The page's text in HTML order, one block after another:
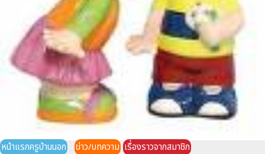
หน้าแรกครูบ้านนอก ข่าว/บทความ เรื่องราวจากสมาชิก